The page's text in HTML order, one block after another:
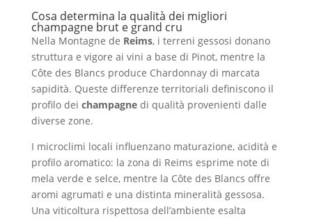
Cosa determina la qualità dei migliori
champagne brut e grand cru
Nella Montagne de Reims, i terreni gessosi donano
struttura e vigore ai vini a base di Pinot, mentre la
Côte des Blancs produce Chardonnay di marcata
sapidità. Queste differenze territoriali definiscono il
profilo dei champagnedi qualità provenienti dalle
diverse zone.
I microclimi locali influenzano maturazione, acidità e
profilo aromatico: la zona di Reims esprime note di
mela verde e selce, mentre la Côte des Blancs offre
aromi agrumati e una distinta mineralità gessosa.
Una viticoltura rispettosa dell’ambiente esalta